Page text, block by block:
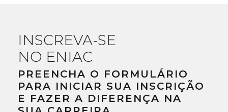
INSCREVA-SE
NO ENIAC
PREENCHA O FORMULÁRIO
PARA INICIAR SUA INSCRIÇÃO
E FAZER A DIFERENÇA NA